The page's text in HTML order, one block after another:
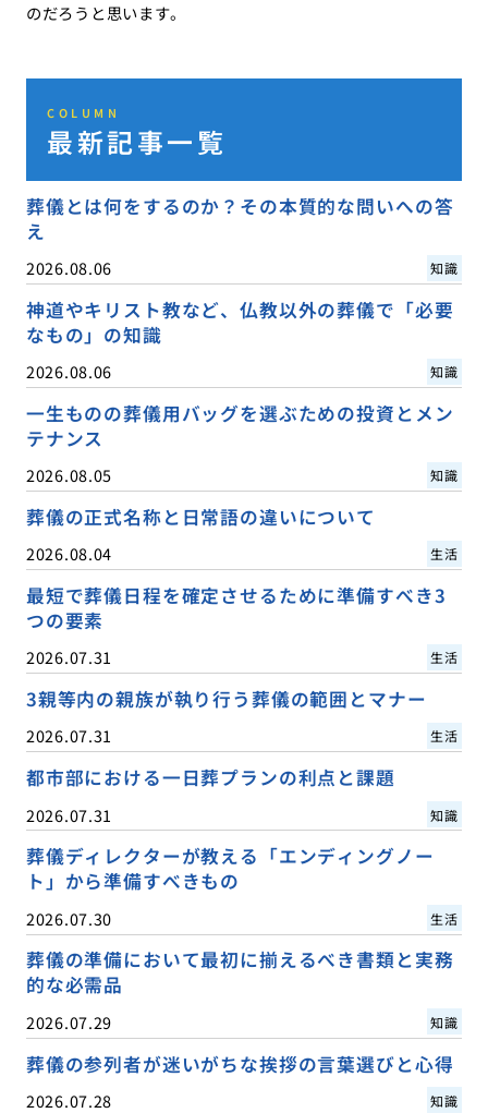
のだろうと思います。
COLUMN
最新記事一覧
葬儀とは何をするのか？その本質的な問いへの答
え
2026.08.06 知識
神道やキリスト教など、仏教以外の葬儀で「必要
なもの」の知識
2026.08.06 知識
一生ものの葬儀用バッグを選ぶための投資とメン
テナンス
2026.08.05 知識
葬儀の正式名称と日常語の違いについて
2026.08.04 生活
最短で葬儀日程を確定させるために準備すべき3
つの要素
2026.07.31 生活
3親等内の親族が執り行う葬儀の範囲とマナー
2026.07.31 生活
都市部における一日葬プランの利点と課題
2026.07.31 知識
葬儀ディレクターが教える「エンディングノー
ト」から準備すべきもの
2026.07.30 生活
葬儀の準備において最初に揃えるべき書類と実務
的な必需品
2026.07.29 知識
葬儀の参列者が迷いがちな挨拶の言葉選びと心得
2026.07.28 知識